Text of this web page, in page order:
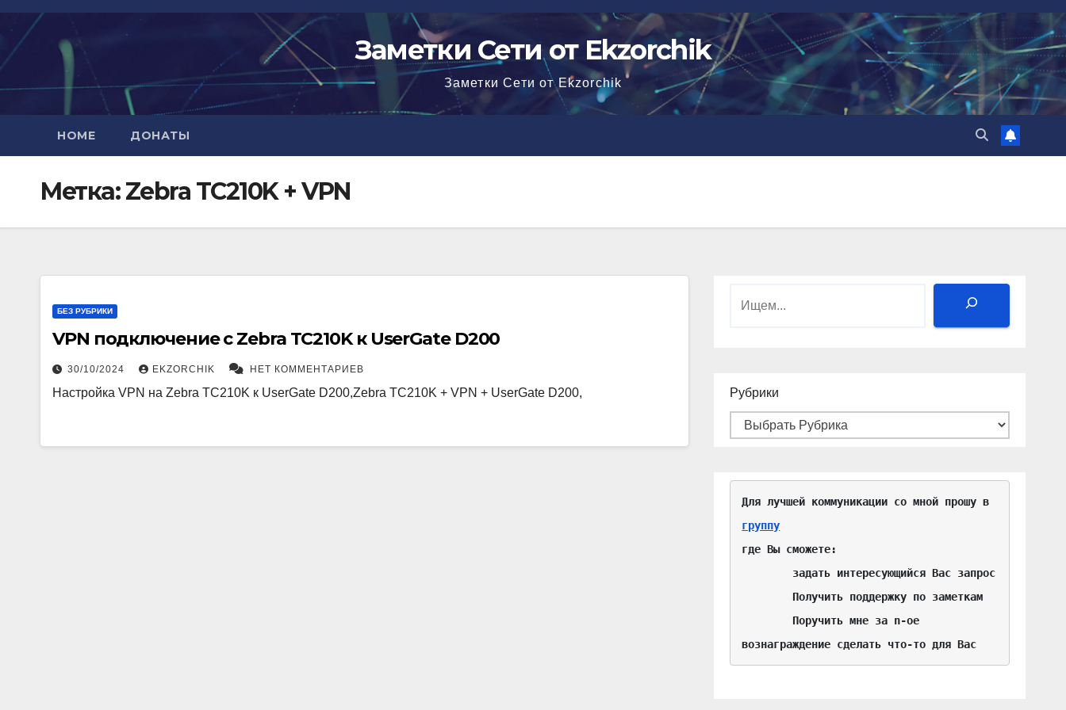
Перейти
содержимому
Заметки Сети от Ekzorchik
Заметки Сети от Ekzorchik
HOME ДОНАТЫ
Метка:Zebra TC210K + VPN
БЕЗ РУБРИКИ
VPN подключение c Zebra TC210K к UserGate D200
30/10/2024 EKZORCHIK НЕТ КОММЕНТАРИЕВ
Настройка VPN на Zebra TC210K к UserGate D200,Zebra TC210K + VPN + UserGate D200,
Поиск
Рубрики
группу
где Вы сможете:
вознаграждение сделать что-то для Вас